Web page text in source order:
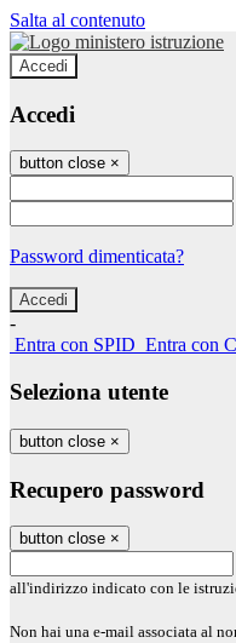
Salta al contenuto
Accedi
Accedi
button close ×
Password dimenticata?
-
Entra con SPID Entra con
Seleziona utente
button close ×
Recupero password
button close ×
all'indirizzo indicato con le
Non hai una e-mail associata al